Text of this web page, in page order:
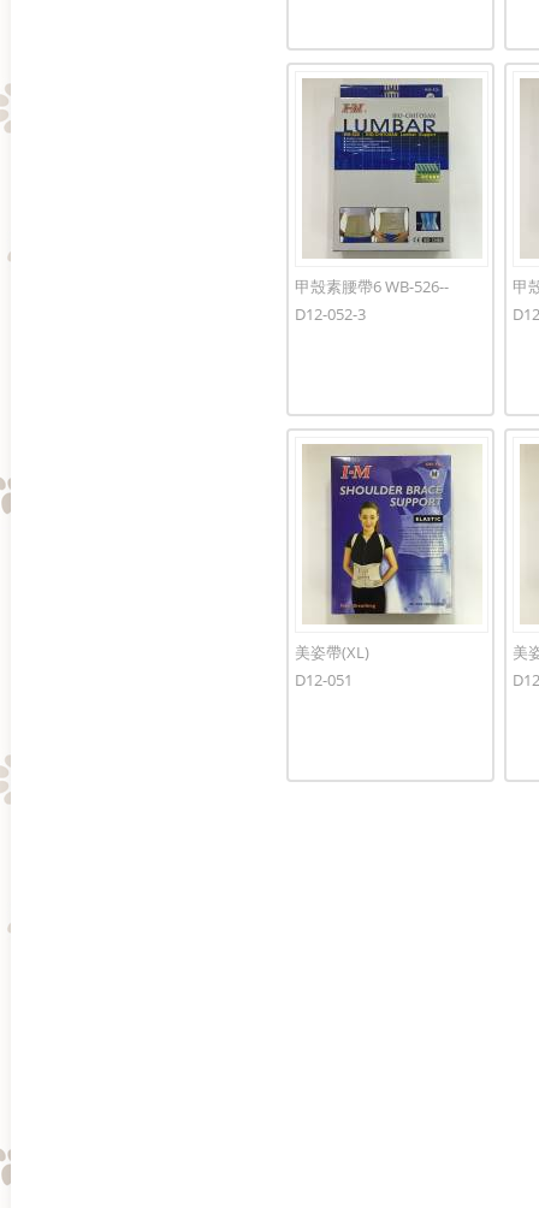
甲殼素腰帶6 WB-526--
D12-052-3
甲
美姿帶(XL)
D12-051
美